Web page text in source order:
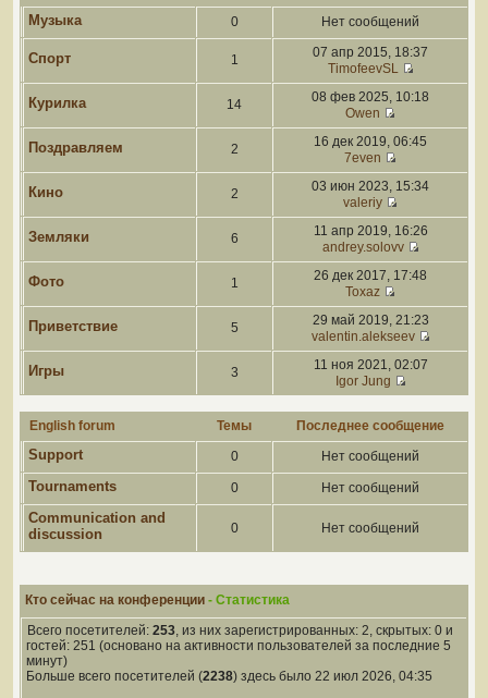
Музыка 0 Нет сообщений
Спорт 1
07 апр 2015, 18:37
TimofeevSL
Курилка 14
08 фев 2025, 10:18
Owen
Поздравляем 2
16 дек 2019, 06:45
7even
Кино 2
03 июн 2023, 15:34
valeriy
Земляки 6
11 апр 2019, 16:26
andrey.solovv
Фото 1
26 дек 2017, 17:48
Toxaz
Приветствие 5
29 май 2019, 21:23
valentin.alekseev
Игры 3
11 ноя 2021, 02:07
Igor Jung
English forum Темы Последнее сообщение
Support 0 Нет сообщений
Tournaments 0 Нет сообщений
Communication and
discussion
0 Нет сообщений
Кто сейчас на конференции - Статистика
Всего посетителей: 253, из них зарегистрированных: 2, скрытых: 0 и
гостей: 251 (основано на активности пользователей за последние 5
минут)
Больше всего посетителей (2238) здесь было 22 июл 2026, 04:35